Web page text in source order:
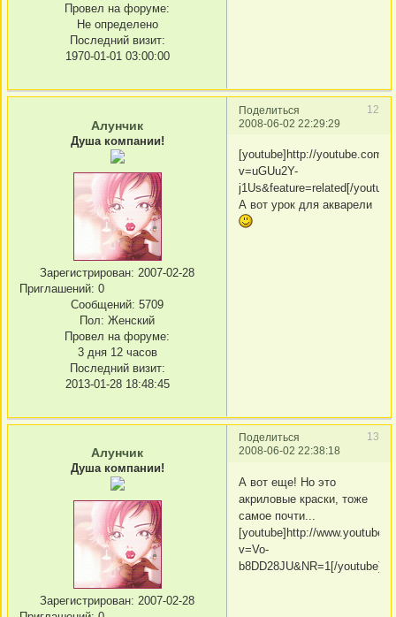
Провел на форуме:
Не определено
Последний визит:
1970-01-01 03:00:00
Поделиться
12
2008-06-02 22:29:29
Алунчик
Душа компании!
Зарегистрирован: 2007-02-28
Приглашений: 0
Сообщений: 5709
Пол: Женский
Провел на форуме:
3 дня 12 часов
Последний визит:
2013-01-28 18:48:45
[youtube]http://youtube.com/
v=uGUu2Y-
j1Us&feature=related[/
А вот урок для акварели
Поделиться
13
2008-06-02 22:38:18
Алунчик
Душа компании!
Зарегистрирован: 2007-02-28
А вот еще! Но это
акриловые краски, тоже
самое почти...
[youtube]http://
v=Vo-
b8DD28JU&NR=1[/youtube]